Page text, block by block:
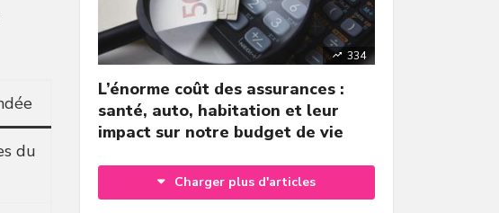
du
334
L’énorme coût des assurances :
santé, auto, habitation et leur
impact sur notre budget de vie
Charger plus d'articles